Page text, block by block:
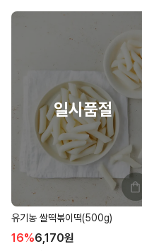
유기농 쌀떡볶이떡(500g)
16%6,170원